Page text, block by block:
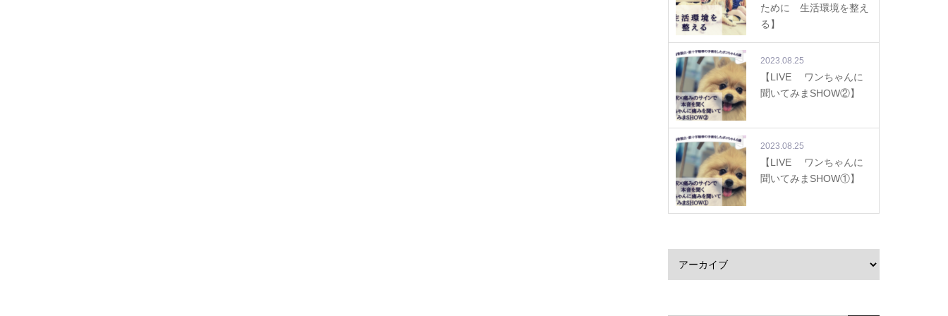
ために 生活環境を整え
る】
2023.08.25
【LIVE ワンちゃんに
聞いてみまSHOW②】
2023.08.25
【LIVE ワンちゃんに
聞いてみまSHOW①】